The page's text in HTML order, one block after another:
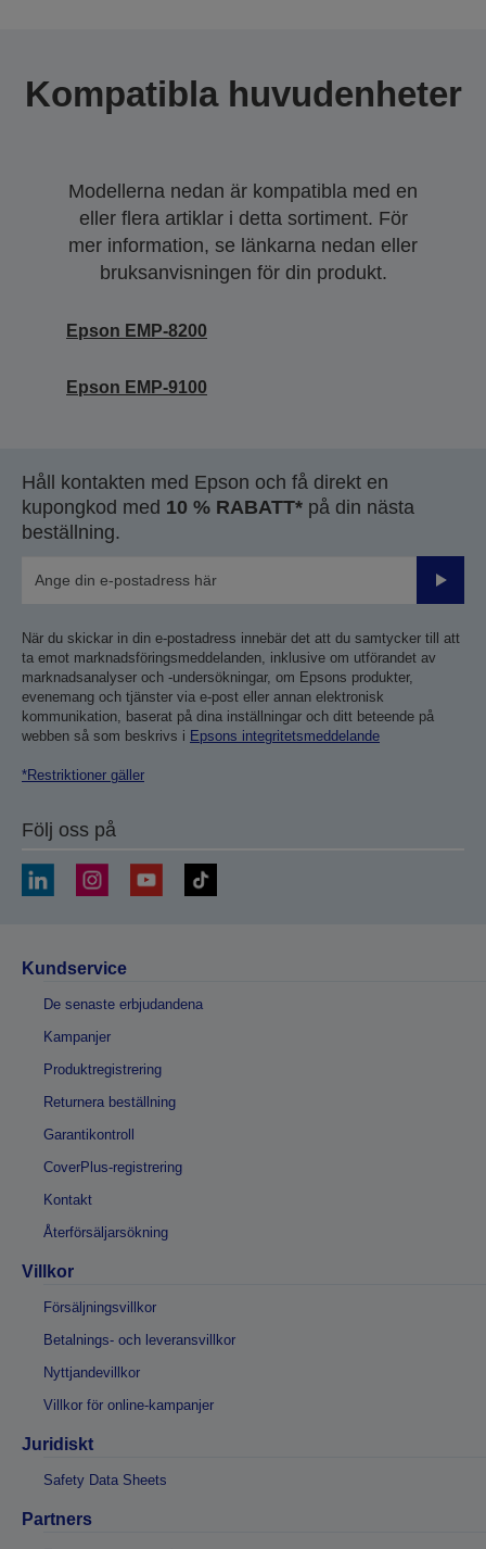
Kompatibla huvudenheter
Modellerna nedan är kompatibla med en
eller flera artiklar i detta sortiment. För
mer information, se länkarna nedan eller
bruksanvisningen för din produkt.
Epson EMP-8200
Epson EMP-9100
Håll kontakten med Epson och få direkt en
kupongkod med 10 % RABATT* på din nästa
beställning.
Skicka
När du skickar in din e-postadress innebär det att du samtycker till att
ta emot marknadsföringsmeddelanden, inklusive om utförandet av
marknadsanalyser och -undersökningar, om Epsons produkter,
evenemang och tjänster via e-post eller annan elektronisk
kommunikation, baserat på dina inställningar och ditt beteende på
webben så som beskrivs i Epsons integritetsmeddelande
*Restriktioner gäller
Följ oss på
Kundservice
De senaste erbjudandena
Kampanjer
Produktregistrering
Returnera beställning
Garantikontroll
CoverPlus-registrering
Kontakt
Återförsäljarsökning
Villkor
Försäljningsvillkor
Betalnings- och leveransvillkor
Nyttjandevillkor
Villkor för online-kampanjer
Juridiskt
Safety Data Sheets
Partners